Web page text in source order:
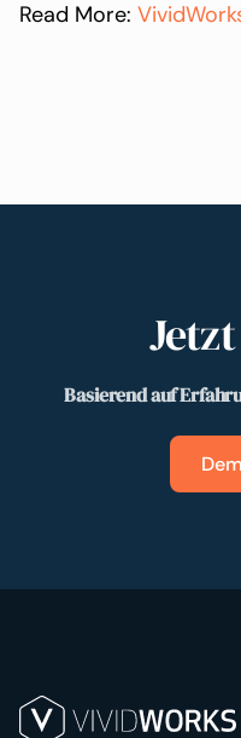
Read More:
Basierend auf